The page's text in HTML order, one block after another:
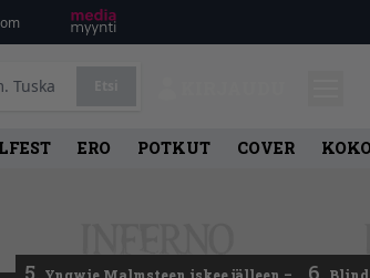
ERO POTKUT COVER
5. 6.